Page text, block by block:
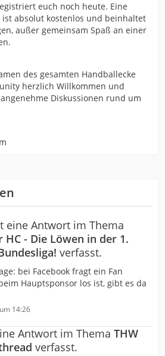
euch noch heute. Eine
absolut kostenlos und beinhaltet
außer gemeinsam Spaß an einer
des gesamten Handballecke
herzlich Willkommen und
Diskussionen rund um
eine Antwort im Thema
HC - Die Löwen in der 1.
verfasst.
bei Facebook fragt ein Fan
Hauptsponsor los ist, gibt es da
14:26
Antwort im Thema THW
verfasst.